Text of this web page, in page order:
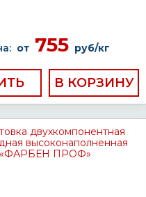
от755 руб/кг